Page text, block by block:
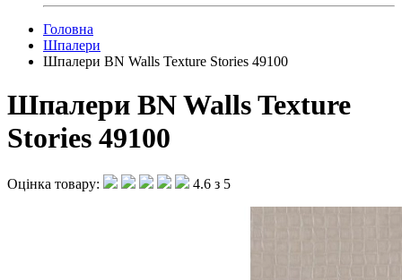
Головна
Шпалери
Шпалери BN Walls Texture Stories 49100
Шпалери BN Walls Texture
Stories 49100
Оцінка товару: 4.6 з 5